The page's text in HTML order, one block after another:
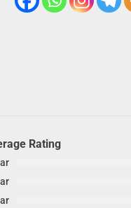
Rating